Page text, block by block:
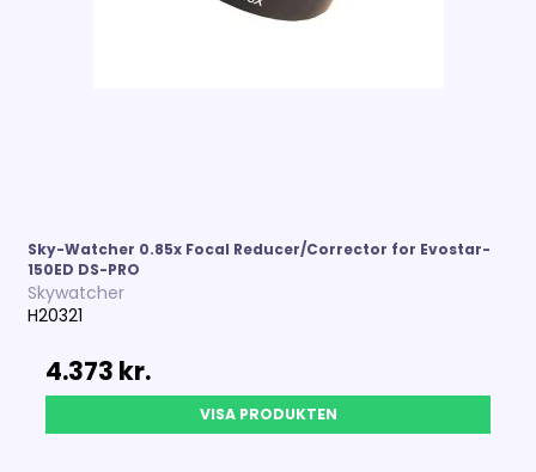
Sky-Watcher 0.85x Focal Reducer/Corrector for Evostar-
150ED DS-PRO
Skywatcher
H20321
4.373 kr.
VISA PRODUKTEN